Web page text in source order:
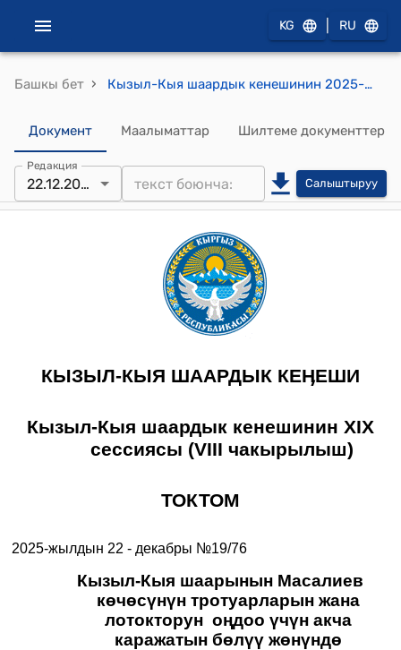
KG RU
Башкы бет › Кызыл-Кыя шаардык кенешинин 2025-жылдын 22-декабрындагы №19/76 "Кызыл-Кыя шаарынын Масалиев көчөсүнүн тротуарларын жана лотокторун оңдоо үчүн акча каражатын бөлүү жөнүндө" токтому
Документ Маалыматтар Шилтеме документтер
Редакция
22.12.2025 Салыштыруу